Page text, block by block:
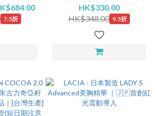
素
7.5折
昔 即沖代餐｜營養修身 健身運
動 低卡路里高纖 無添加糖 [台
灣生產] - 14包/盒附小麥飲管
HK$330.00
HK$348.00 9.5折